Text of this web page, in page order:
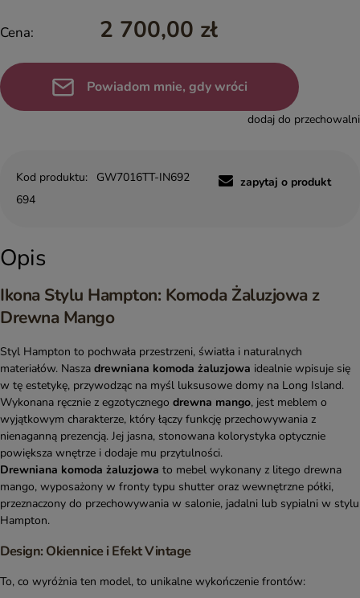
Cena: 2 700,00 zł
Powiadom mnie, gdy wróci
dodaj do przechowalni
Kod produktu:
GW7016TT-IN692
694
zapytaj o produkt
Opis
Ikona Stylu Hampton: Komoda Żaluzjowa z
Drewna Mango
Styl Hampton to pochwała przestrzeni, światła i naturalnych
materiałów. Nasza drewniana komoda żaluzjowa idealnie wpisuje się
w tę estetykę, przywodząc na myśl luksusowe domy na Long Island.
Wykonana ręcznie z egzotycznego drewna mango, jest meblem o
wyjątkowym charakterze, który łączy funkcję przechowywania z
nienaganną prezencją. Jej jasna, stonowana kolorystyka optycznie
powiększa wnętrze i dodaje mu przytulności.
Drewniana komoda żaluzjowa to mebel wykonany z litego drewna
mango, wyposażony w fronty typu shutter oraz wewnętrzne półki,
przeznaczony do przechowywania w salonie, jadalni lub sypialni w stylu
Hampton.
Design: Okiennice i Efekt Vintage
To, co wyróżnia ten model, to unikalne wykończenie frontów: